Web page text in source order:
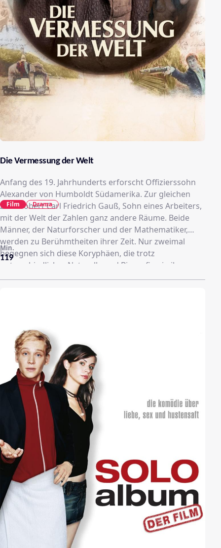
Die Vermessung der Welt
Anfang des 19. Jahrhunderts erforscht Offizierssohn
Alexander von Humboldt Südamerika. Zur gleichen
Zeit erobert Carl Friedrich Gauß, Sohn eines Arbeiters,
mit der Welt der Zahlen ganz andere Räume. Beide
Männer, der Naturforscher und der Mathematiker,
werden zu Berühmtheiten ihrer Zeit. Nur zweimal
begegnen sich diese Koryphäen, die trotz
unterschiedlicher Naturelle und Biografien in ihrer
Entdeckungslust, ihrer Weltfremdheit und
119
Min.
Film Drama